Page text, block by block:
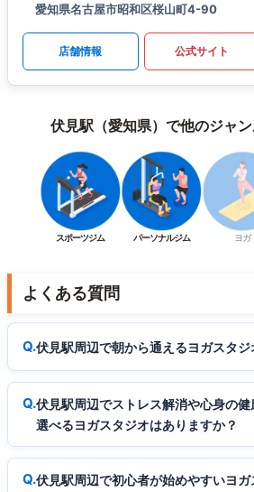
愛知県名古屋市昭和区桜山町4-90
店舗情報 公式サイト
伏見駅（愛知県）で他のジャ
スポーツジム パーソナルジム ヨガ
よくある質問
伏見駅周辺で朝から通えるヨガスタジ
伏見駅周辺でストレス解消や心身の
選べるヨガスタジオはありますか？
伏見駅周辺で初心者が始めやすいヨガ